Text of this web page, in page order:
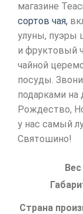
магазине
сортов чая,
улуны, пуэры
и фруктовый
чайной
посуды.
подарками на
Рождество,
у нас самый
Святошино!
Вес
Страна